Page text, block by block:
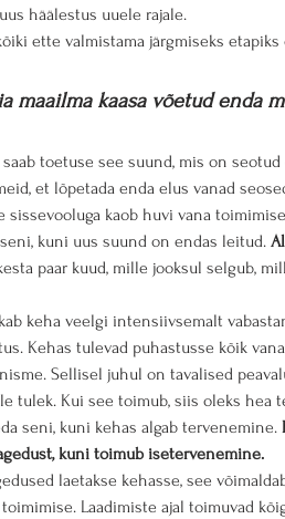
häälestus uuele rajale.
ette valmistama järgmiseks
maailma kaasa võetud enda
toetuse see suund, mis on
et lõpetada enda elus vanad
sissevooluga kaob huvi vana
kuni uus suund on endas leitud.
paar kuud, mille jooksul selgub,
keha veelgi intensiivsemalt
Kehas tulevad puhastusse kõik
Sellisel juhul on tavalised
tulek. Kui see toimub, siis oleks hea
seni, kuni kehas algab tervenemine.
kuni toimub isetervenemine.
laetakse kehasse, see
Laadimiste ajal toimuvad